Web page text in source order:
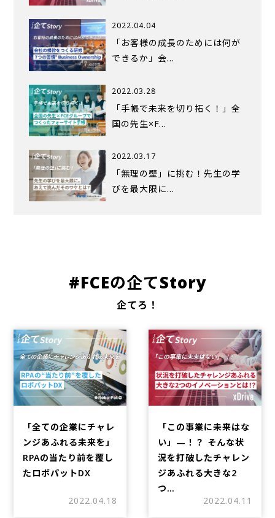
2022.04.04
「お客様の成長のためには何が
できるか」会…
2022.03.28
「手帳で未来を切り拓く！」全
国の先生×F…
2022.03.17
「無理の壁」に挑む！先生の学
びを最大限に…
#FCEの企てStory
企てろ！
「全ての企業にチャレ
ンジあふれる未来を」
RPAの当たり前を覆し
たロボパットDX
2022.04.18
「この事業に未来はな
い」—！？ そんな状
況を打破したチャレン
ジあふれる大きな2
つ…
2022.04.11